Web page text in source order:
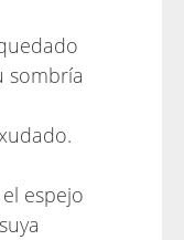
sombría
espejo